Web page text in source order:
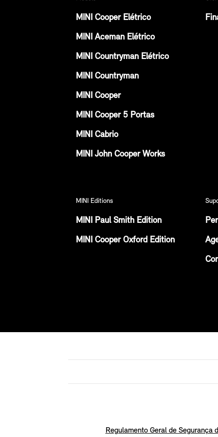
MINI Cooper Elétrico
MINI Aceman Elétrico
MINI Countryman Elétrico
MINI Countryman
MINI Cooper
MINI Cooper 5 Portas
MINI Cabrio
MINI John Cooper Works
MINI Editions
MINI Paul Smith Edition
MINI Cooper Oxford Edition
Regulamento Geral de Segurança